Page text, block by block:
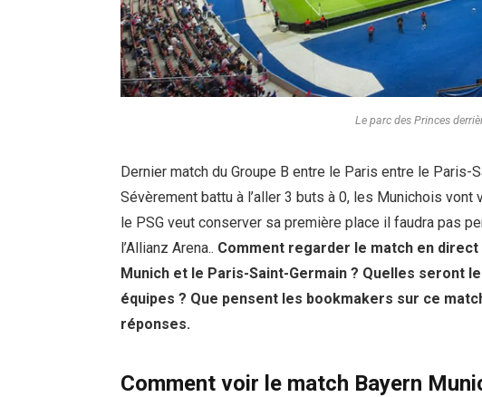
Le parc des Princes
Dernier match du Groupe B entre le Paris entre le Paris-
Sévèrement battu à l’aller 3 buts à 0, les Munichois
le PSG veut conserver sa première place il faudra pas
l’Allianz Arena.. Comment regarder le match en
Munich et le Paris-Saint-Germain ? Quelles seront
équipes ? Que pensent les bookmakers sur ce
réponses.
Comment voir le match Bayern